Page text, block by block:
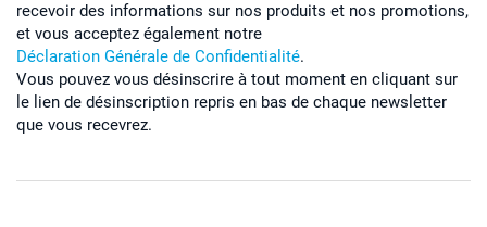
recevoir des informations sur nos produits et nos promotions,
et vous acceptez également notre
Déclaration Générale de Confidentialité.
Vous pouvez vous désinscrire à tout moment en cliquant sur
le lien de désinscription repris en bas de chaque newsletter
que vous recevrez.